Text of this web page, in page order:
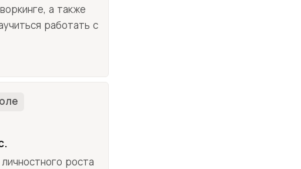
а также
работать с
роста